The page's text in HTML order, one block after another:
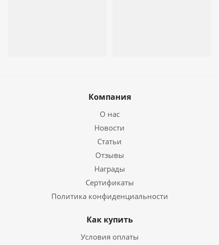
Компания
О нас
Новости
Статьи
Отзывы
Награды
Сертификаты
Политика конфиденциальности
Как купить
Условия оплаты